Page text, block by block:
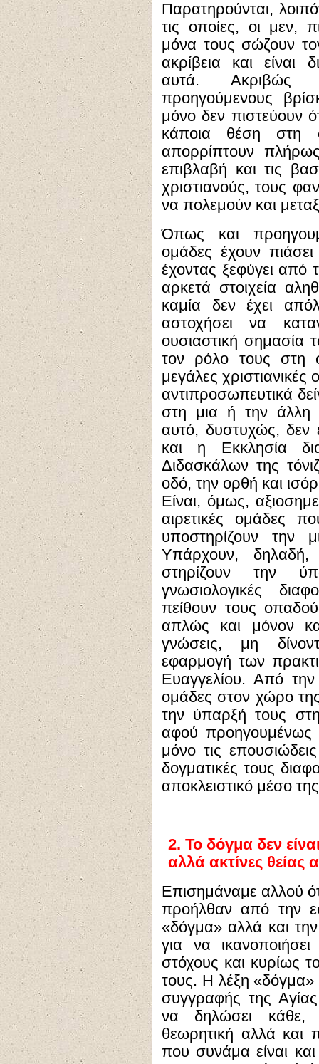
Παρατηρούνται,
τις οποίες, οι μεν,
μόνα τους σώζουν
ακρίβεια και είναι
αυτά. Ακριβώς
προηγούμενους
μόνο δεν πιστεύουν
κάποια θέση στη
απορρίπτουν
επιβλαβή και τις
χριστιανούς, τους
να πολεμούν και
Όπως και
ομάδες έχουν
έχοντας ξεφύγει
αρκετά στοιχεία
καμία δεν έχει
αστοχήσει να
ουσιαστική σημασία
τον ρόλο τους στη
μεγάλες χριστιανικές
αντιπροσωπευτικά
στη μια ή την άλλη
αυτό, δυστυχώς, δεν
και η Εκκλησία
Διδασκάλων της
οδό, την ορθή και
Είναι, όμως,
αιρετικές ομάδες
υποστηρίζουν την
Υπάρχουν, δηλαδή,
στηρίζουν την
γνωσιολογικές
πείθουν τους
απλώς και μόνον
γνώσεις, μη
εφαρμογή των
Ευαγγελίου. Από
ομάδες στον χώρο
την ύπαρξή τους
αφού προηγουμένως
μόνο τις
δογματικές τους
αποκλειστικό μέσο
2. Το δόγμα δεν
αλλά ακτίνες
Επισημάναμε αλλού
προήλθαν από την
«δόγμα» αλλά και
για να
στόχους και κυρίως
τους. Η λέξη
συγγραφής της
να δηλώσει κάθε,
θεωρητική αλλά και
που συνάμα είναι